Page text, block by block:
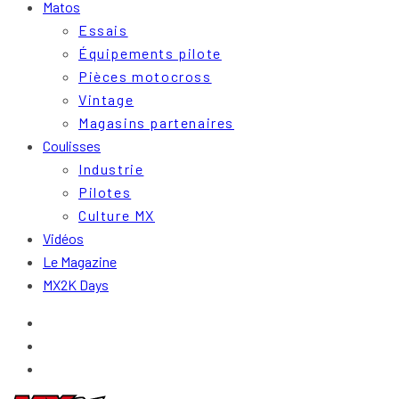
Matos
Essais
Équipements pilote
Pièces motocross
Vintage
Magasins partenaires
Coulisses
Industrie
Pilotes
Culture MX
Vidéos
Le Magazine
MX2K Days